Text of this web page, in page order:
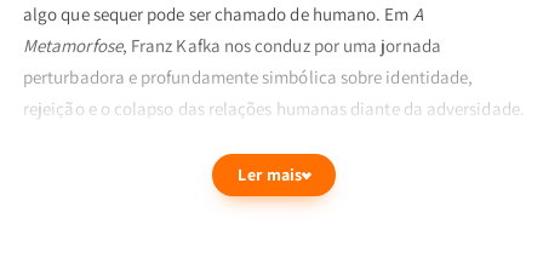
algo que sequer pode ser chamado de humano. Em A
Metamorfose, Franz Kafka nos conduz por uma jornada
perturbadora e profundamente simbólica sobre identidade,
rejeição e o colapso das relações humanas diante da adversidade.
Este clássico da literatura mundial é muito mais que uma fábula
estranha — é um espelho da nossa própria condição, dos medos
que tentamos esconder e das máscaras que usamos todos os dias.
Ler mais